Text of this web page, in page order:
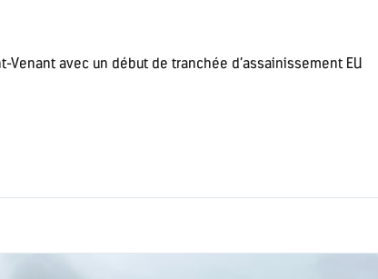
avec un début de tranchée d’assainissement EU